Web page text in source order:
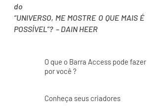
do
“UNIVERSO, ME MOSTRE O QUE MAIS É
POSSÍVEL”? – DAIN HEER
O que o Barra Access pode fazer
por você ?
Conheça seus criadores